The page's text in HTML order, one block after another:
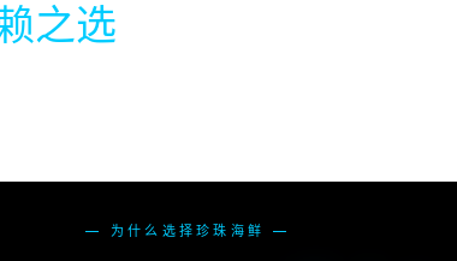
之选
— 为什么选择珍珠海鲜 —